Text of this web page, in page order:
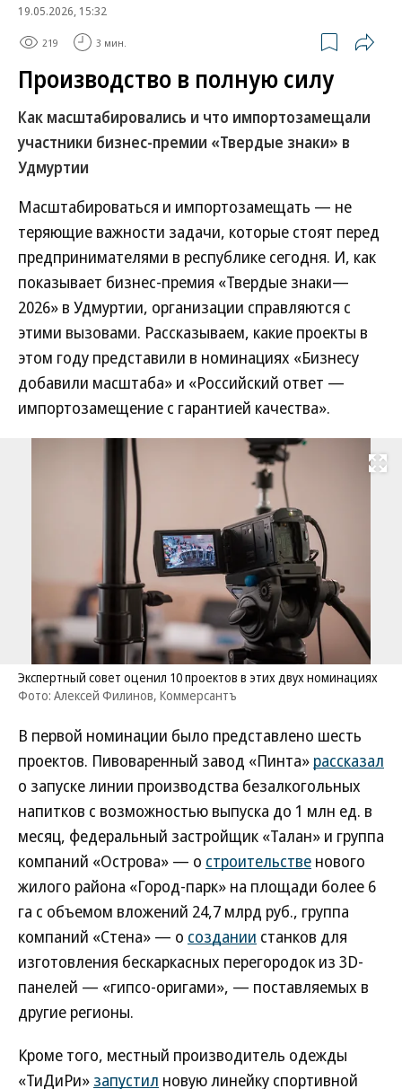
19.05.2026, 15:32
219 3 мин.
Производство в полную силу
Как масштабировались и что импортозамещали
участники бизнес-премии «Твердые знаки» в
Удмуртии
Масштабироваться и импортозамещать — не
теряющие важности задачи, которые стоят перед
предпринимателями в республике сегодня. И, как
показывает бизнес-премия «Твердые знаки—
2026» в Удмуртии, организации справляются с
этими вызовами. Рассказываем, какие проекты в
этом году представили в номинациях «Бизнесу
добавили масштаба» и «Российский ответ —
импортозамещение с гарантией качества».
Развернуть
Экспертный совет оценил 10 проектов в этих двух номинациях
Фото: Алексей Филинов, Коммерсантъ
В первой номинации было представлено шесть
проектов. Пивоваренный завод «Пинта» рассказал
о запуске линии производства безалкогольных
напитков с возможностью выпуска до 1 млн ед. в
месяц, федеральный застройщик «Талан» и группа
компаний «Острова» — о строительстве нового
жилого района «Город-парк» на площади более 6
га с объемом вложений 24,7 млрд руб., группа
компаний «Стена» — о создании станков для
изготовления бескаркасных перегородок из 3D-
панелей — «гипсо-оригами», — поставляемых в
другие регионы.
Кроме того, местный производитель одежды
«ТиДиРи» запустил новую линейку спортивной